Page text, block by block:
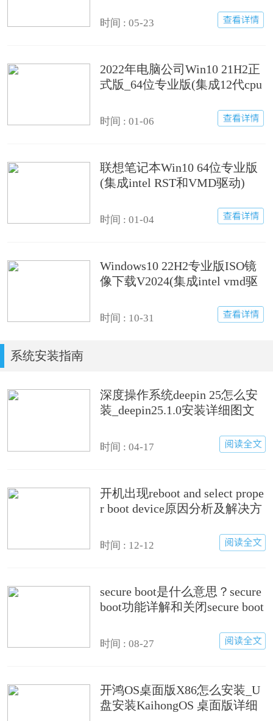
时间 : 05-23
2022年电脑公司Win10 21H2正
式版_64位专业版(集成12代cpu
时间 : 01-06
联想笔记本Win10 64位专业版
(集成intel RST和VMD驱动)
时间 : 01-04
Windows10 22H2专业版ISO镜
像下载V2024(集成intel vmd驱
时间 : 10-31
系统安装指南
深度操作系统deepin 25怎么安
装_deepin25.1.0安装详细图文
时间 : 04-17
开机出现reboot and select prope
r boot device原因分析及解决方
时间 : 12-12
secure boot是什么意思？secure
boot功能详解和关闭secure boot
时间 : 08-27
开鸿OS桌面版X86怎么安装_U
盘安装KaihongOS 桌面版详细